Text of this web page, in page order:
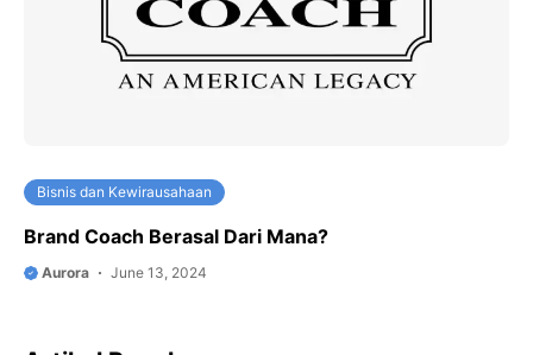
Bisnis dan Kewirausahaan
Brand Coach Berasal Dari Mana?
Aurora June 13, 2024